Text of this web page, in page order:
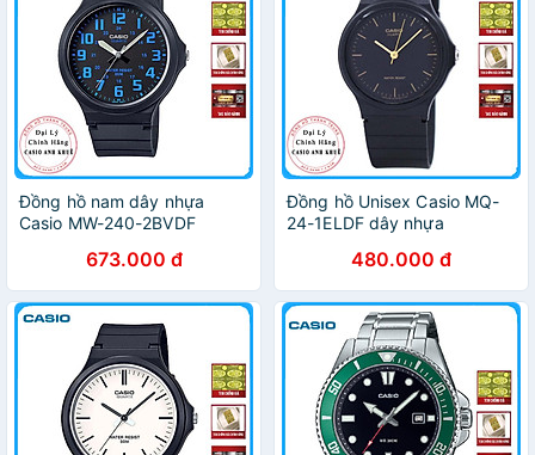
Đồng hồ nam dây nhựa
Casio MW-240-2BVDF
673.000 đ
Đồng hồ Unisex Casio MQ-
24-1ELDF dây nhựa
480.000 đ